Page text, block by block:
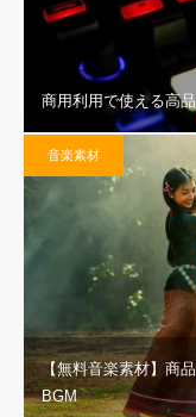
商用利用で使える高
音楽素材
【無料音楽素材】商
BGM